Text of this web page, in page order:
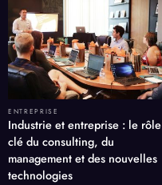
ENTREPRISE
Industrie et entreprise : le rôle
clé du consulting, du
management et des nouvelles
technologies